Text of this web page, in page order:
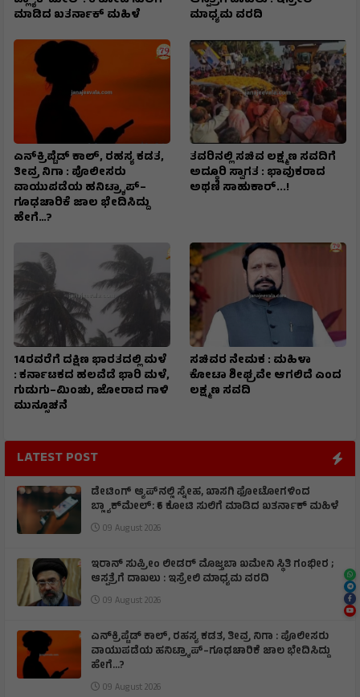
ಮಾಡಿದ ಖತರ್ನಾಕ್‌ ಮಹಿಳೆ
ಮಾಧ್ಯಮ ವರದಿ
ಎನ್‌ಕ್ರಿಪ್ಟೆಡ್‌ ಕಾಲ್‌, ರಹಸ್ಯ ಕಡತ,
ತೀವ್ರ ನಿಗಾ : ಪೊಲೀಸರು
ವಾಯುಪಡೆಯ ಹನಿಟ್ರ್ಯಾಪ್–
ಗೂಢಚಾರಿಕೆ ಜಾಲ ಭೇದಿಸಿದ್ದು
ಹೇಗೆ…?
ತವರಿನಲ್ಲಿ ಸಚಿವ ಲಕ್ಷ್ಮಣ ಸವದಿಗೆ
ಅದ್ಧೂರಿ ಸ್ವಾಗತ : ಭಾವುಕರಾದ
ಅಥಣಿ ಸಾಹುಕಾರ್...!
14ರವರೆಗೆ ದಕ್ಷಿಣ ಭಾರತದಲ್ಲಿ ಮಳೆ
: ಕರ್ನಾಟಕದ ಹಲವೆಡೆ ಭಾರಿ ಮಳೆ,
ಗುಡುಗು–ಮಿಂಚು, ಜೋರಾದ ಗಾಳಿ
ಮುನ್ಸೂಚನೆ
ಸಚಿವರ ನೇಮಕ : ಮಹಿಳಾ
ಕೋಟಾ ಶೀಘ್ರವೇ ಆಗಲಿದೆ ಎಂದ
ಲಕ್ಷ್ಮಣ ಸವದಿ
LATEST POST
ಡೇಟಿಂಗ್ ಆ್ಯಪ್‌ನಲ್ಲಿ ಸ್ನೇಹ, ಖಾಸಗಿ ಫೋಟೋಗಳಿಂದ
ಬ್ಲ್ಯಾಕ್‌ಮೇಲ್: ₹6 ಕೋಟಿ ಸುಲಿಗೆ ಮಾಡಿದ ಖತರ್ನಾಕ್‌ ಮಹಿಳೆ
09 August 2026
ಇರಾನ್‌ ಸುಪ್ರೀಂ ಲೀಡರ್‌ ಮೊಜ್ತಬಾ ಖಮೇನಿ ಸ್ಥಿತಿ ಗಂಭೀರ ;
ಆಸ್ಪತ್ರೆಗೆ ದಾಖಲು : ಇಸ್ರೇಲಿ ಮಾಧ್ಯಮ ವರದಿ
09 August 2026
ಎನ್‌ಕ್ರಿಪ್ಟೆಡ್‌ ಕಾಲ್‌, ರಹಸ್ಯ ಕಡತ, ತೀವ್ರ ನಿಗಾ : ಪೊಲೀಸರು
ವಾಯುಪಡೆಯ ಹನಿಟ್ರ್ಯಾಪ್–ಗೂಢಚಾರಿಕೆ ಜಾಲ ಭೇದಿಸಿದ್ದು
ಹೇಗೆ…?
09 August 2026